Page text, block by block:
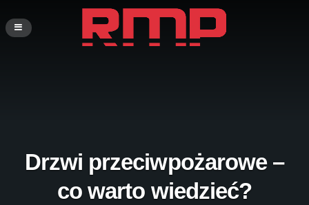
Drzwi przeciwpożarowe –
co warto wiedzieć?